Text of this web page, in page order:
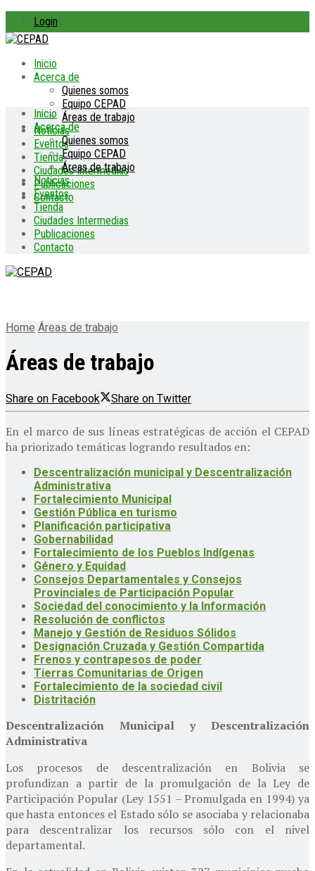
Login
Inicio
Acerca de
Quienes somos
Equipo CEPAD
Áreas de trabajo
Noticias
Eventos
Tienda
Ciudades Intermedias
Publicaciones
Contacto
Inicio
Acerca de
Quienes somos
Equipo CEPAD
Áreas de trabajo
Noticias
Eventos
Tienda
Ciudades Intermedias
Publicaciones
Contacto
Home Áreas de trabajo
Áreas de trabajo
Share on Facebook Share on Twitter
En el marco de sus líneas estratégicas de acción el CEPAD
ha priorizado temáticas logrando resultados en:
Descentralización municipal y Descentralización
Administrativa
Fortalecimiento Municipal
Gestión Pública en turismo
Planificación participativa
Gobernabilidad
Fortalecimiento de los Pueblos Indígenas
Género y Equidad
Consejos Departamentales y Consejos
Provinciales de Participación Popular
Sociedad del conocimiento y la Información
Resolución de conflictos
Manejo y Gestión de Residuos Sólidos
Designación Cruzada y Gestión Compartida
Frenos y contrapesos de poder
Tierras Comunitarias de Origen
Fortalecimiento de la sociedad civil
Distritación
Descentralización Municipal y Descentralización
Administrativa
Los procesos de descentralización en Bolivia se
profundizan a partir de la promulgación de la Ley de
Participación Popular (Ley 1551 – Promulgada en 1994) ya
que hasta entonces el Estado sólo se asociaba y relacionaba
para descentralizar los recursos sólo con el nivel
departamental.